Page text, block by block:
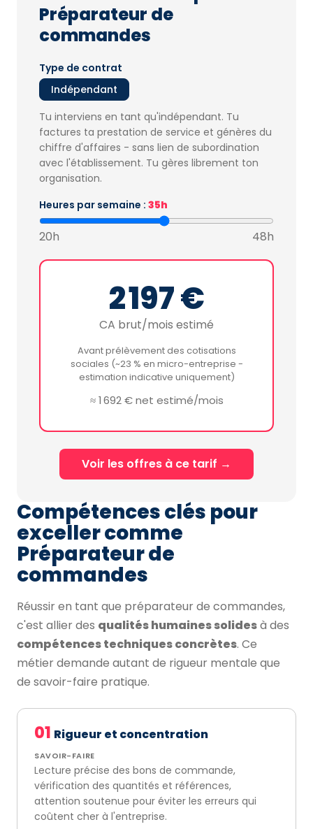
Préparateur de
commandes
Type de contrat
Indépendant
Tu interviens en tant qu'indépendant. Tu
factures ta prestation de service et génères du
chiffre d'affaires - sans lien de subordination
avec l'établissement. Tu gères librement ton
organisation.
Heures par semaine : 35h
20h 48h
2 197 €
CA brut/mois estimé
Avant prélèvement des cotisations
sociales (~23 % en micro-entreprise -
estimation indicative uniquement)
≈ 1 692 € net estimé/mois
Voir les offres à ce tarif →
Compétences clés pour
exceller comme
Préparateur de
commandes
Réussir en tant que préparateur de commandes,
c'est allier des qualités humaines solidesà des
compétences techniques concrètes. Ce
métier demande autant de rigueur mentale que
de savoir-faire pratique.
01 Rigueur et concentration
SAVOIR-FAIRE
Lecture précise des bons de commande,
vérification des quantités et références,
attention soutenue pour éviter les erreurs qui
coûtent cher à l'entreprise.